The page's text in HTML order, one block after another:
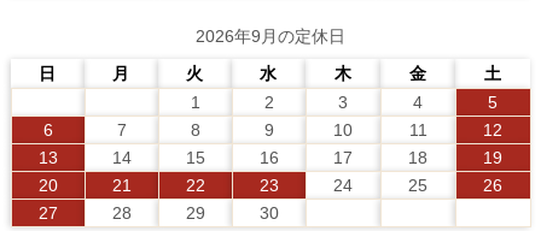
2026年9月の定休日
日
月 火 水 木 金
土
1
2 3 4
5
6
7 8 9 10 11
12
13
14 15 16 17 18
19
20
21 22 23 24 25
26
27
28 29 30